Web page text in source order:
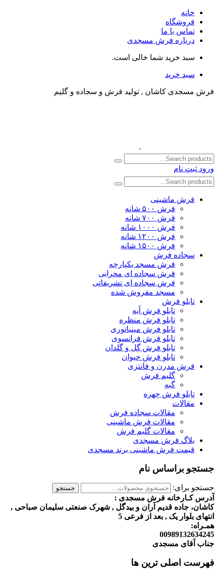
خانه
فروشگاه
تماس با ما
درباره فرش مسجدی
سبد خرید شما خالی است.
سبد خرید
فرش مسجدی کاشان , تولید فرش و سجاده و گلیم
ورود ثبت نام
فرش ماشینی
فرش ۵۰۰ شانه
فرش ۷۰۰ شانه
فرش ۱۰۰۰ شانه
فرش ۱۲۰۰ شانه
فرش ۱۵۰۰ شانه
سجاده فرش
فرش مسجد یکپارچه
فرش سجاده ای محرابی
فرش سجاده ای تشریفاتی
مسجد مفروش شده
تابلو فرش
تابلو فرش آیه
تابلو فرش منظره
تابلو فرش مینیاتوری
تابلو فرش فرانسوی
تابلو فرش گل و گلدان
تابلو فرش حیوان
فرش مدرن و فانتزی
گلیم فرش
گبه
تابلو فرش چهره
مقالات
مقالات سجاده فرش
مقالات فرش ماشینی
مقالات گلیم فرش
بلاگ فرش مسجدی
قیمت فرش ماشینی برند مسجدی
جستجو براساس نام
جستجو برای: جستجو
آدرس کـارخانه فرش مسجدی :
کاشان، جاده قدیم آران و بیدگل , شهرک صنعتی سلیمان صباحی ,
انتهای بلوار یک , بعد از فرعی 5
همـراه:
00989132634245
جناب آقای مسجدی
فهرست اصلی ترین ها